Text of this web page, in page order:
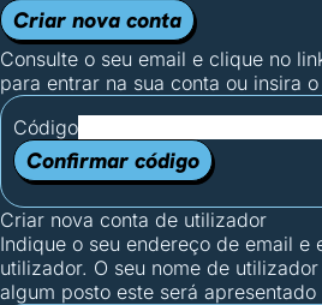
Criar nova conta
Consulte o seu email e clique no
para entrar na sua conta ou insira
Código
Confirmar código
Criar nova conta de utilizador
Indique o seu endereço de email e
utilizador. O seu nome de
algum posto este será apresentado